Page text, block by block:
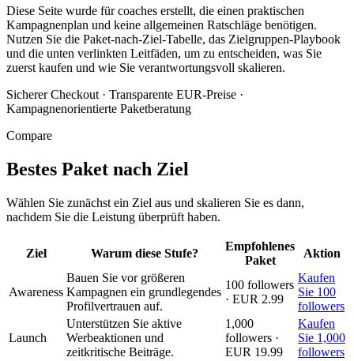
Diese Seite wurde für coaches erstellt, die einen praktischen
Kampagnenplan und keine allgemeinen Ratschläge benötigen.
Nutzen Sie die Paket-nach-Ziel-Tabelle, das Zielgruppen-Playbook
und die unten verlinkten Leitfäden, um zu entscheiden, was Sie
zuerst kaufen und wie Sie verantwortungsvoll skalieren.
Sicherer Checkout · Transparente EUR-Preise ·
Kampagnenorientierte Paketberatung
Compare
Bestes Paket nach Ziel
Wählen Sie zunächst ein Ziel aus und skalieren Sie es dann,
nachdem Sie die Leistung überprüft haben.
Ziel Warum diese Stufe?
Empfohlenes
Paket
Aktion
Awareness
Bauen Sie vor größeren
Kampagnen ein grundlegendes
Profilvertrauen auf.
100 followers
· EUR 2.99
Kaufen
Sie 100
followers
Launch
Unterstützen Sie aktive
Werbeaktionen und
zeitkritische Beiträge.
1,000
followers ·
EUR 19.99
Kaufen
Sie 1,000
followers